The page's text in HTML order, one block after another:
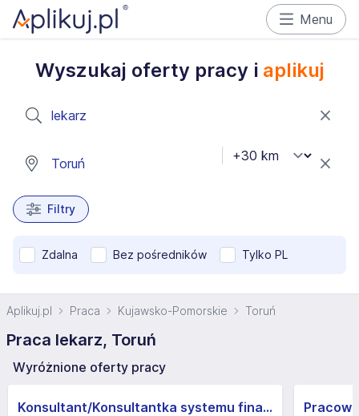
Menu
Wyszukaj oferty pracy i aplikuj
Filtry
Zdalna Bez pośredników Tylko PL
Aplikuj.pl Praca Kujawsko-Pomorskie Toruń
Praca lekarz, Toruń
Wyróżnione oferty pracy
Konsultant/Konsultantka systemu finansowo-księgowego